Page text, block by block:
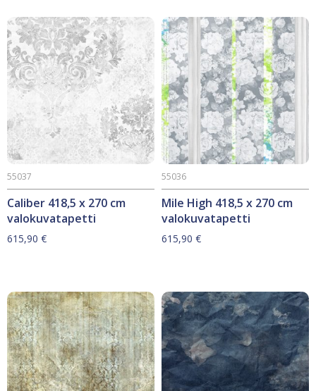
Caliber 418,5 x 270 cm
valokuvatapetti
55037
615,90 €
Mile High 418,5 x 270 cm
valokuvatapetti
55036
615,90 €